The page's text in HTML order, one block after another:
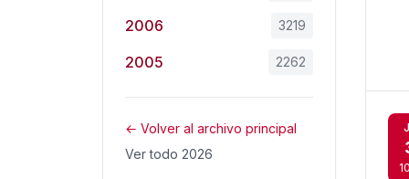
2006 3219
2005 2262
← Volver al archivo principal
Ver todo 2026